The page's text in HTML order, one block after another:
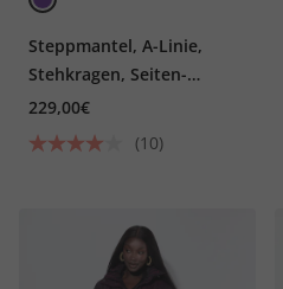
Steppmantel, A-Linie,
Stehkragen, Seiten-
Druckknöpfe
229,00€
(10)